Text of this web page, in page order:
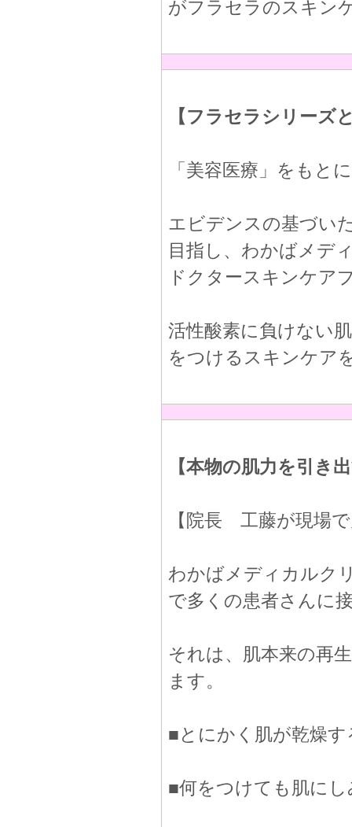
がフラセラのスキン
【フラセラシリーズ
「美容医療」をもと
エビデンスの基づい
目指し、わかばメデ
ドクタースキンケア
活性酸素に負けない
をつけるスキンケア
【本物の肌力を引き
【院長 工藤が現場
わかばメディカルク
で多くの患者さんに
それは、肌本来の再
ます。
■とにかく肌が乾燥す
■何をつけても肌にし